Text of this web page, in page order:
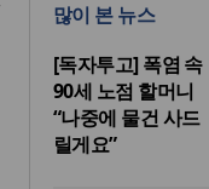
도’로 나라·
세기총 “자
희망의 미
많이 본 뉴스
[독자투고] 폭염 속
90세 노점 할머니
“나중에 물건 사드
릴게요”